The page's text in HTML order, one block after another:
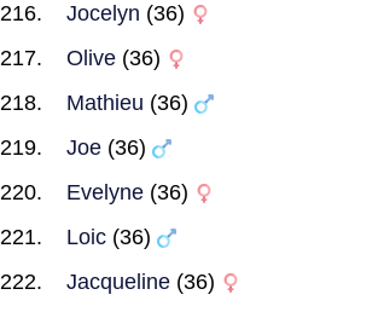
Jocelyn (36)
Olive (36)
Mathieu (36)
Joe (36)
Evelyne (36)
Loic (36)
Jacqueline (36)